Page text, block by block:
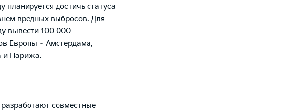
планируется достичь статуса
вредных выбросов. Для
вывести 100 000
Европы – Амстердама,
и Парижа.
совместные